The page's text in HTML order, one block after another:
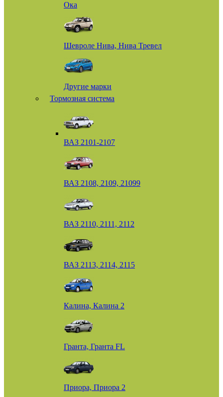
Ока
Шевроле Нива, Нива Тревел
Другие марки
Тормозная система
ВАЗ 2101-2107
ВАЗ 2108, 2109, 21099
ВАЗ 2110, 2111, 2112
ВАЗ 2113, 2114, 2115
Калина, Калина 2
Гранта, Гранта FL
Приора, Приора 2